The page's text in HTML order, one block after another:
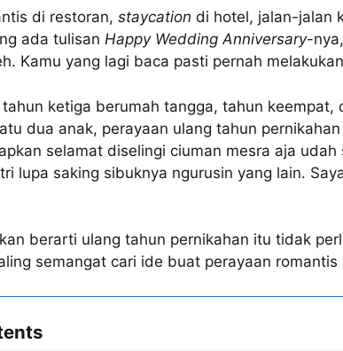
di restoran, staycation di hotel, jalan-jalan
ada tulisan Happy Wedding Anniversary-
Kamu yang lagi baca pasti pernah
ketiga berumah tangga, tahun keempat,
dua anak, perayaan ulang tahun
selamat diselingi ciuman mesra aja
lupa saking sibuknya ngurusin yang lain.
berarti ulang tahun pernikahan itu tidak
semangat cari ide buat perayaan romantis